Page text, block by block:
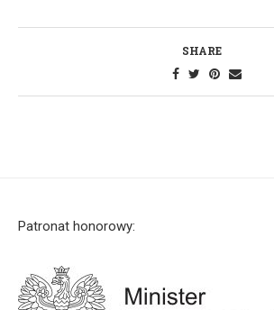
SHARE
Patronat honorowy: